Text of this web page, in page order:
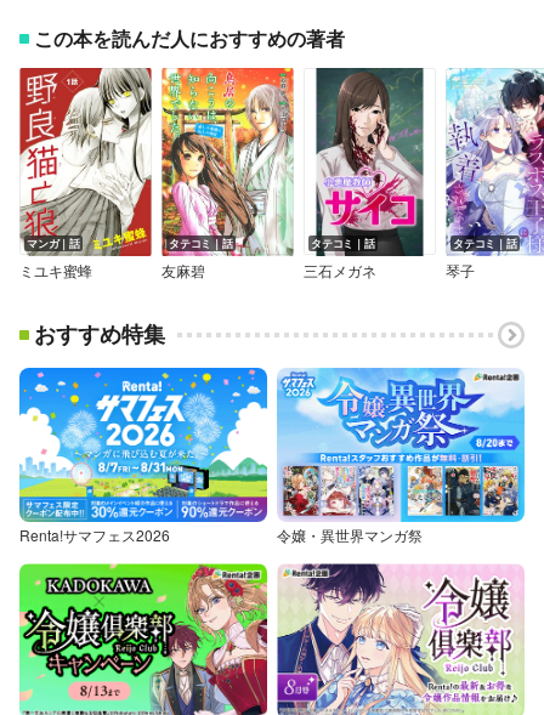
この本を読んだ人におすすめの著者
マンガ｜話
ミユキ蜜蜂
タテコミ｜話
友麻碧
タテコミ｜話
三石メガネ
タテコミ｜話
琴子
おすすめ特集
Renta!サマフェス2026 令嬢・異世界マンガ祭